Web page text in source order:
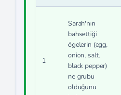
1
Sarah'nın
bahsettiği
ögelerin (egg,
onion, salt,
black pepper)
ne grubu
olduğunu